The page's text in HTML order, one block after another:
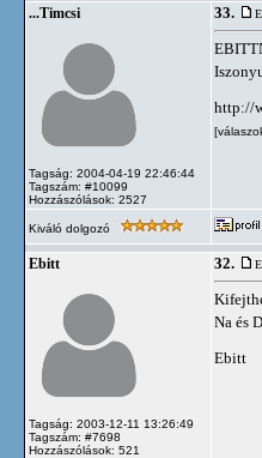
...Timcsi
Tagság: 2004-04-19 22:46:44
Tagszám: #10099
Hozzászólások: 2527
33.
http://
Kiváló dolgozó
Ebitt
Tagság: 2003-12-11 13:26:49
Tagszám: #7698
Hozzászólások: 521
32.
Na és
Ebitt